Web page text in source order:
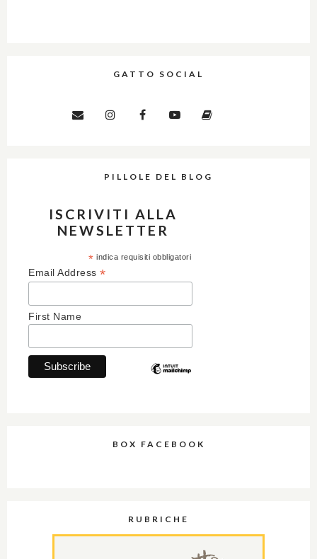
GATTO SOCIAL
PILLOLE DEL BLOG
ISCRIVITI ALLA
NEWSLETTER
* indica requisiti obbligatori
Email Address *
First Name
BOX FACEBOOK
RUBRICHE